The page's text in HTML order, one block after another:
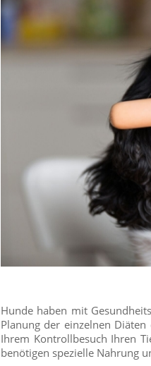
Hunde haben mit
Planung der einzelnen
Ihrem Kontrollbesuch Ihren
benötigen spezielle Nahrung